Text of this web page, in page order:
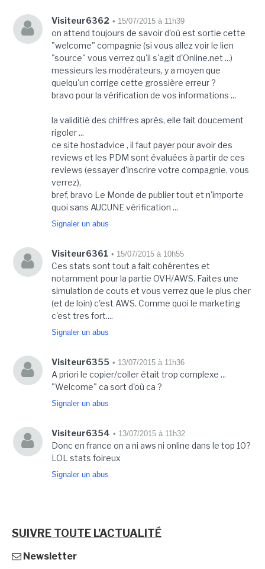
Visiteur6362 • 15/07/2015 à 11h39
on attend toujours de savoir d'où est sortie cette
"welcome" compagnie (si vous allez voir le lien
"source" vous verrez qu'il s'agit d'Online.net ...)
messieurs les modérateurs, y a moyen que
quelqu'un corrige cette grossière erreur ?
bravo pour la vérification de vos informations ...
la validitié des chiffres après, elle fait doucement
rigoler ...
ce site hostadvice , il faut payer pour avoir des
reviews et les PDM sont évaluées à partir de ces
reviews (essayer d'inscrire votre compagnie, vous
verrez),
bref, bravo Le Monde de publier tout et n'importe
quoi sans AUCUNE vérification ...
Signaler un abus
Visiteur6361 • 15/07/2015 à 10h55
Ces stats sont tout a fait cohérentes et
notamment pour la partie OVH/AWS. Faites une
simulation de couts et vous verrez que le plus cher
(et de loin) c'est AWS. Comme quoi le marketing
c'est tres fort....
Signaler un abus
Visiteur6355 • 13/07/2015 à 11h36
A priori le copier/coller était trop complexe ...
"Welcome" ca sort d'où ca ?
Signaler un abus
Visiteur6354 • 13/07/2015 à 11h32
Donc en france on a ni aws ni online dans le top 10?
LOL stats foireux
Signaler un abus
SUIVRE TOUTE L'ACTUALITÉ
Newsletter